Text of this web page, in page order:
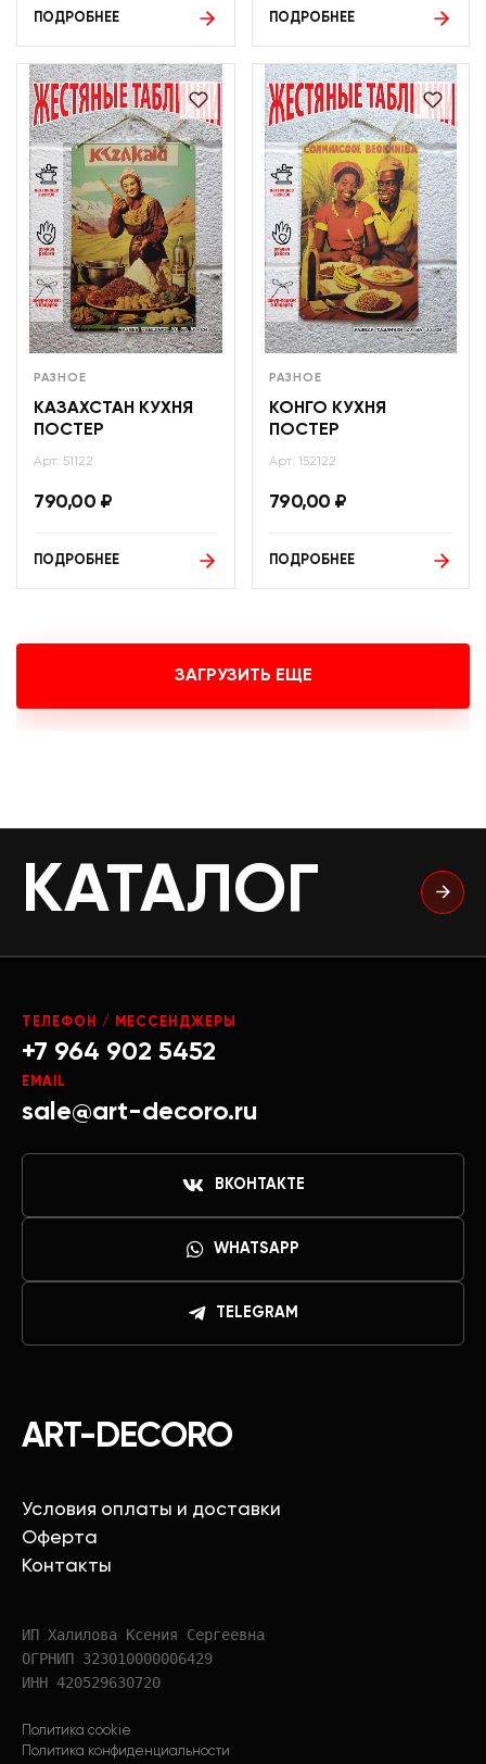
ПОДРОБНЕЕ ПОДРОБНЕЕ
РАЗНОЕ
КАЗАХСТАН КУХНЯ
ПОСТЕР
Арт: 51122
790,00 ₽
ПОДРОБНЕЕ
РАЗНОЕ
КОНГО КУХНЯ
ПОСТЕР
Арт: 152122
790,00 ₽
ПОДРОБНЕЕ
ЗАГРУЗИТЬ ЕЩЕ
КАТАЛОГ
ART-DECORO
Условия оплаты и доставки
Оферта
Контакты
ИП Халилова Ксения Сергеевна
ОГРНИП 323010000006429
ИНН 420529630720
Политика cookie
Политика конфиденциальности
ТЕЛЕФОН / МЕССЕНДЖЕРЫ
+7 964 902 5452
EMAIL
sale@art-decoro.ru
ВКОНТАКТЕ
WHATSAPP
TELEGRAM